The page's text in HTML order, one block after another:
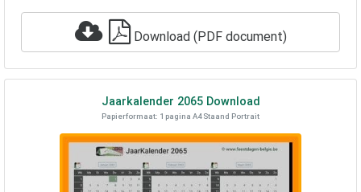
Download (PDF document)
Jaarkalender 2065Download
Papierformaat: 1 pagina A4 Staand Portrait